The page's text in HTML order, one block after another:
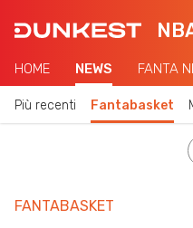
HOME NEWS FANTA
Più recenti Fantabasket
FANTABASKET